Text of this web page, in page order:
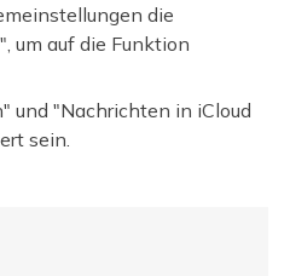
die
um auf die Funktion
und "Nachrichten in iCloud
sein.